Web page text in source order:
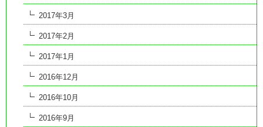
2017年3月
2017年2月
2017年1月
2016年12月
2016年10月
2016年9月